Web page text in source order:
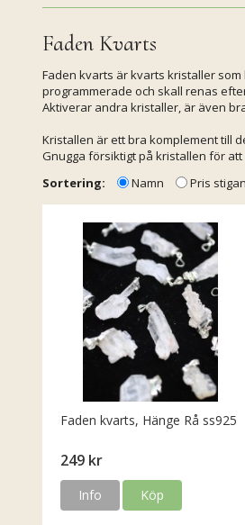
Faden Kvarts
Faden kvarts är kvarts kristaller
programmerade och skall renas
Aktiverar andra kristaller, är även
Kristallen är ett bra komplement till
Gnugga försiktigt på kristallen för
Sortering:
Namn Pris
Faden kvarts, Hänge Rå ss925
249 kr
Info Köp